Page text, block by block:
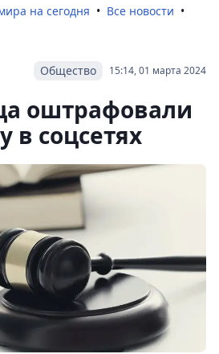
на сегодня
Все новости
15:14, 01 марта 2024
Общество
оштрафовали
в соцсетях